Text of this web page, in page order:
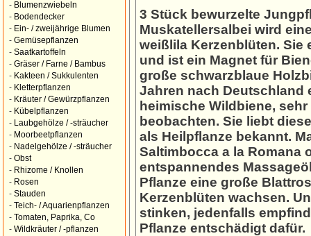
- Blumenzwiebeln
- Bodendecker
- Ein- / zweijährige Blumen
- Gemüsepflanzen
- Saatkartoffeln
- Gräser / Farne / Bambus
- Kakteen / Sukkulenten
- Kletterpflanzen
- Kräuter / Gewürzpflanzen
- Kübelpflanzen
-
Laubgehölze / -sträucher
- Moorbeetpflanzen
- Nadelgehölze / -sträucher
- Obst
- Rhizome / Knollen
- Rosen
- Stauden
- Teich- / Aquarienpflanzen
- Tomaten, Paprika, Co
- Wildkräuter / -pflanzen
3 Stück bewurzelte
Muskatellersalbei wird
weißlila Kerzenblüten. Sie
und ist ein Magnet für
große schwarzblaue
Jahren nach Deutschland
heimische Wildbiene,
beobachten. Sie liebt
als Heilpflanze bekannt.
Saltimbocca a la Romana
entspannendes
Pflanze eine große
Kerzenblüten wachsen.
stinken, jedenfalls
Pflanze entschädigt dafür.